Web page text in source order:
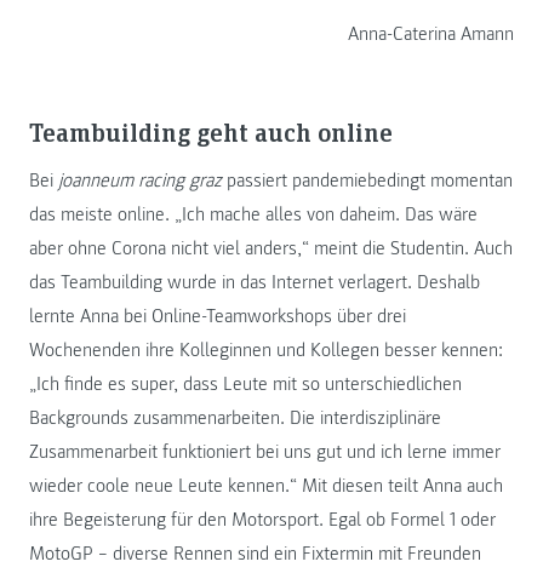
Anna-Caterina Amann
Teambuilding geht auch online
Bei joanneum racing grazpassiert pandemiebedingt momentan
das meiste online. „Ich mache alles von daheim. Das wäre
aber ohne Corona nicht viel anders,“ meint die Studentin. Auch
das Teambuilding wurde in das Internet verlagert. Deshalb
lernte Anna bei Online-Teamworkshops über drei
Wochenenden ihre Kolleginnen und Kollegen besser kennen:
„Ich finde es super, dass Leute mit so unterschiedlichen
Backgrounds zusammenarbeiten. Die interdisziplinäre
Zusammenarbeit funktioniert bei uns gut und ich lerne immer
wieder coole neue Leute kennen.“ Mit diesen teilt Anna auch
ihre Begeisterung für den Motorsport. Egal ob Formel 1 oder
MotoGP – diverse Rennen sind ein Fixtermin mit Freunden